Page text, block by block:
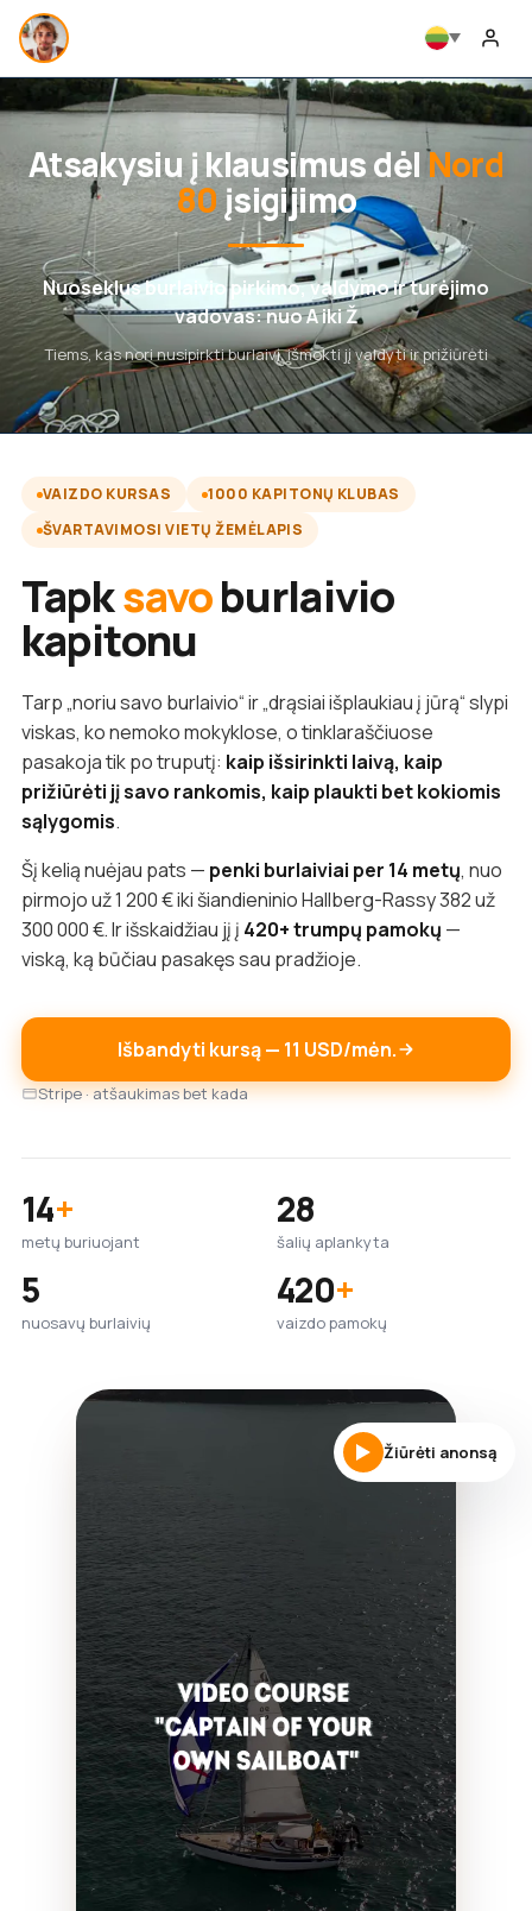
Atsakysiu į klausimus dėlNord
80įsigijimo
Nuoseklus burlaivio pirkimo, valdymo ir turėjimo
vadovas: nuo A iki Ž
Tiems, kas nori nusipirkti burlaivį, išmokti jį valdyti ir prižiūrėti
VAIZDO KURSAS
1000 KAPITONŲ KLUBAS
ŠVARTAVIMOSI VIETŲ ŽEMĖLAPIS
Tapksavoburlaivio
kapitonu
Tarp „noriu savo burlaivio“ ir „drąsiai išplaukiau į jūrą“ slypi
viskas, ko nemoko mokyklose, o tinklaraščiuose
pasakoja tik po truputį: kaip išsirinkti laivą, kaip
prižiūrėti jį savo rankomis, kaip plaukti bet kokiomis
sąlygomis.
Šį kelią nuėjau pats — penki burlaiviai per 14 metų, nuo
pirmojo už 1 200 € iki šiandieninio Hallberg-Rassy 382 už
300 000 €. Ir išskaidžiau jį į 420+ trumpų pamokų —
viską, ką būčiau pasakęs sau pradžioje.
Išbandyti kursą — 11 USD/mėn.
Stripe · atšaukimas bet kada
14+
metų buriuojant
28
šalių aplankyta
5
nuosavų burlaivių
420+
vaizdo pamokų
Žiūrėti anonsą